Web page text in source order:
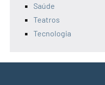
Saúde
Teatros
Tecnologia